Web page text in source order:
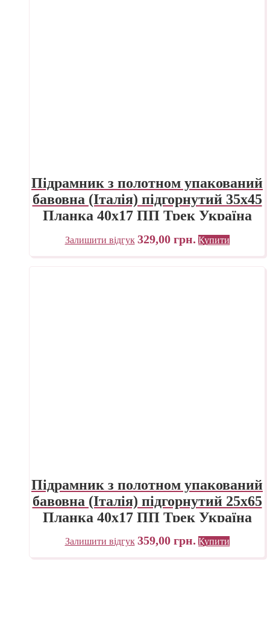
Підрамник з полотном упакований
бавовна (Італія) підгорнутий 35х45
Планка 40х17 ПП Трек Україна
Залишити відгук 329,00 грн. Купити
Підрамник з полотном упакований
бавовна (Італія) підгорнутий 25х65
Планка 40х17 ПП Трек Україна
Залишити відгук 359,00 грн. Купити